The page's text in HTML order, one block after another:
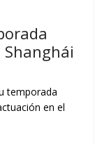
Shanghái
temporada
en el